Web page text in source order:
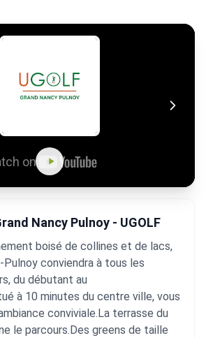
Nancy Pulnoy - UGOLF
boisé de collines et de lacs,
conviendra à tous les
du débutant au
à 10 minutes du centre ville, vous
conviviale.La terrasse du
le parcours.Des greens de taille